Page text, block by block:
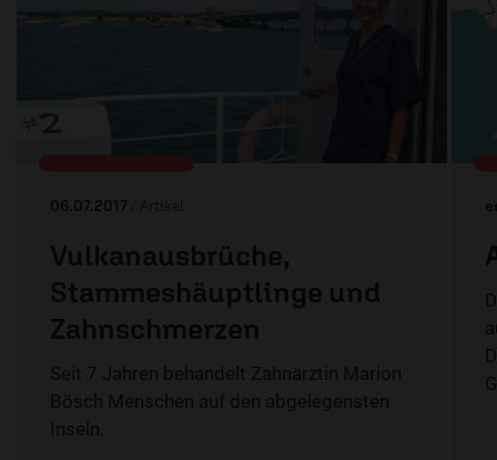
06.07.2017 / Artikel
Vulkanausbrüche,
Stammeshäuptlinge und
Zahnschmerzen
Seit 7 Jahren behandelt Zahnärztin Marion
Bösch Menschen auf den abgelegensten
Inseln.